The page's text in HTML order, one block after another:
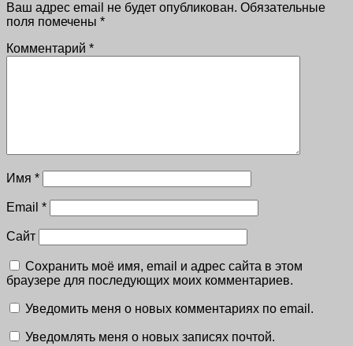
Ваш адрес email не будет опубликован. Обязательные
поля помечены *
Комментарий *
Имя *
Email *
Сайт
Сохранить моё имя, email и адрес сайта в этом
браузере для последующих моих комментариев.
Уведомить меня о новых комментариях по email.
Уведомлять меня о новых записях почтой.